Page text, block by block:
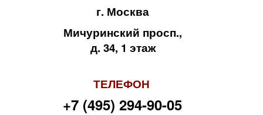
г. Москва
Мичуринский просп.,
д. 34, 1 этаж
ТЕЛЕФОН
+7 (495) 294-90-05